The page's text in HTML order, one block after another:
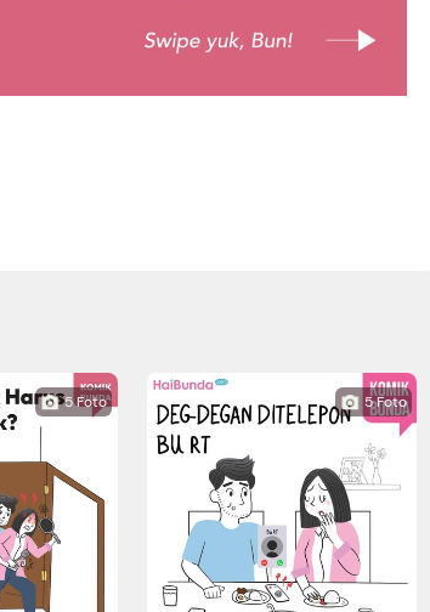
5Foto 5Foto